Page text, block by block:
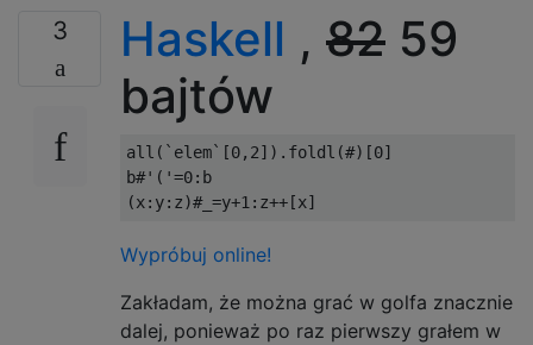
3 Haskell , 82 59
bajtów
all (` elem`[0, 2]). foldl (#)[0]
b#'('=0:
(x: y: z)#_=y+1 : z++[x]
Wypróbuj online!
Zakładam, że można grać w golfa znacznie
dalej, ponieważ po raz pierwszy grałem w